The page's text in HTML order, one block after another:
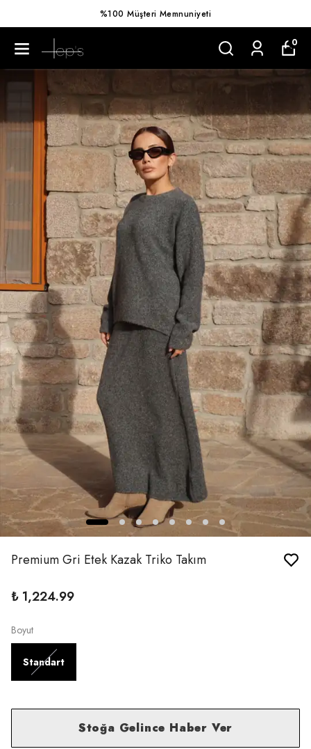
%100 Müşteri Memnuniyeti
0
Premium Gri Etek Kazak Triko Takım
₺ 1,224.99
Boyut
Standart
Stoğa Gelince Haber Ver